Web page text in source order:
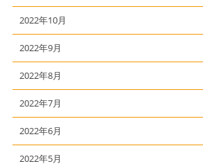
2022年10月
2022年9月
2022年8月
2022年7月
2022年6月
2022年5月